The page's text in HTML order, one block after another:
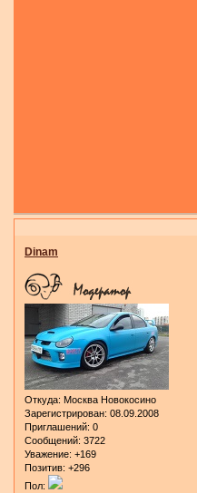
Dinam
Откуда: Москва Новокосино
Зарегистрирован: 08.09.2008
Приглашений: 0
Сообщений: 3722
Уважение: +169
Позитив: +296
Пол: